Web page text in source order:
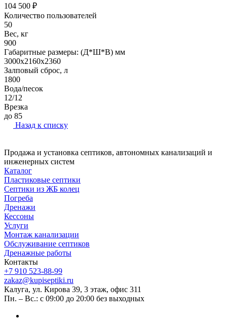
104 500 ₽
Количество пользователей
50
Вес, кг
900
Габаритные размеры: (Д*Ш*В) мм
3000х2160х2360
Залповый сброс, л
1800
Вода/песок
12/12
Врезка
до 85
Назад к списку
Продажа и установка септиков, автономных канализаций и
инженерных систем
Каталог
Пластиковые септики
Септики из ЖБ колец
Погреба
Дренажи
Кессоны
Услуги
Монтаж канализации
Обслуживание септиков
Дренажные работы
Контакты
+7 910 523-88-99
zakaz@kupiseptiki.ru
Калуга, ул. Кирова 39, 3 этаж, офис 311
Пн. – Вс.: с 09:00 до 20:00 без выходных